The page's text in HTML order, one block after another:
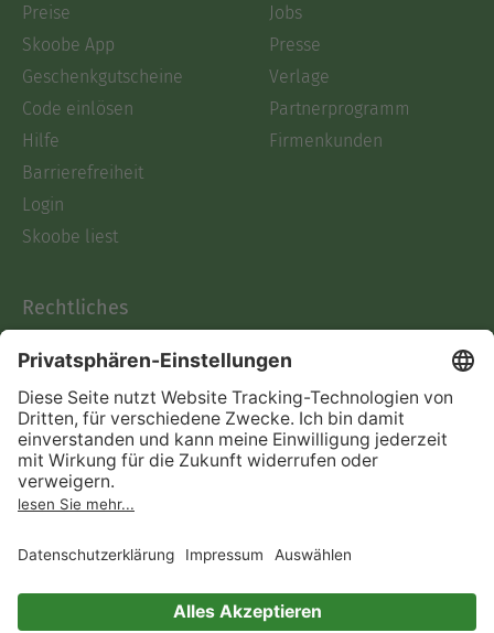
Preise
Skoobe App
Geschenkgutscheine
Code einlösen
Hilfe
Barrierefreiheit
Login
Skoobe liest
Jobs
Presse
Verlage
Partnerprogramm
Firmenkunden
Rechtliches
AGB
Informationen nach Data
Act
Verträge hier kündigen
Impressum